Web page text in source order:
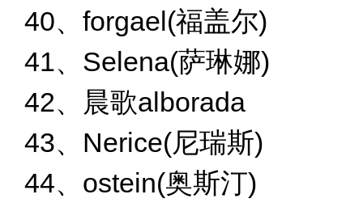
40、forgael(福盖尔)
41、Selena(萨琳娜)
42、晨歌alborada
43、Nerice(尼瑞斯)
44、ostein(奥斯汀)